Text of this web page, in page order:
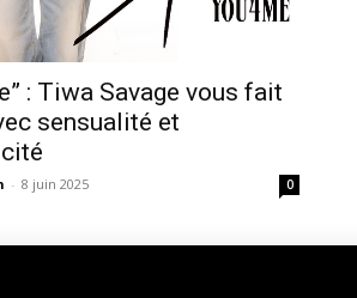
: Tiwa Savage vous fait
sensualité et
- 8 juin 2025 0